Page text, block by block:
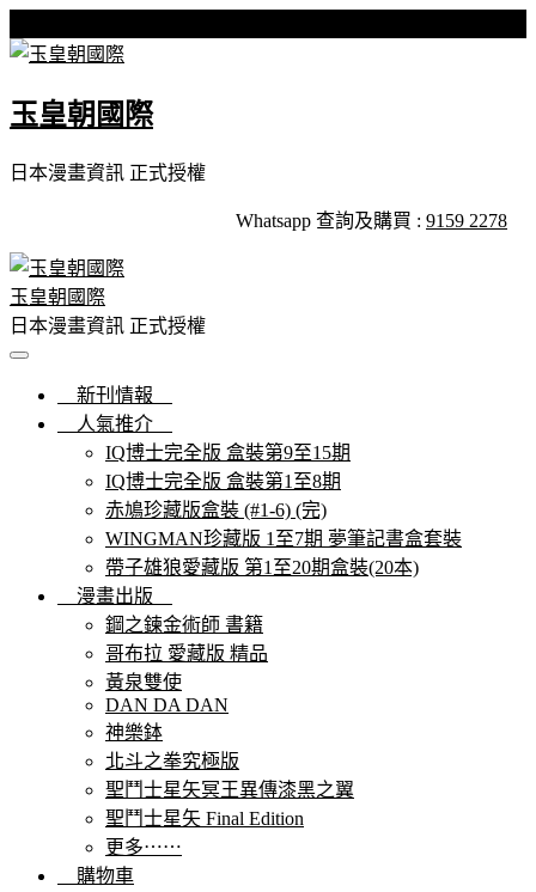
to
content
玉皇朝國際
日本漫畫資訊 正式授權
Whatsapp 查詢及購買 : 9159 2278
玉皇朝國際
日本漫畫資訊 正式授權
新刊情報
人氣推介
IQ博士完全版 盒裝第9至15期
IQ博士完全版 盒裝第1至8期
赤鳩珍藏版盒裝 (#1-6) (完)
WINGMAN珍藏版 1至7期 夢筆記書盒套裝
帶子雄狼愛藏版 第1至20期盒裝(20本)
漫畫出版
鋼之鍊金術師 書籍
哥布拉 愛藏版 精品
黃泉雙使
DAN DA DAN
神樂鉢
北斗之拳究極版
聖鬥士星矢冥王異傳漆黑之翼
聖鬥士星矢 Final Edition
更多⋯⋯
購物車